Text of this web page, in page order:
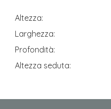
Altezza
Larghezza
Profondità
Altezza seduta